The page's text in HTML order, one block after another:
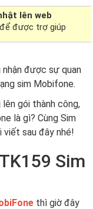
lên web
được trợ giúp
nhận được sự quan
sim Mobifone.
lên gói thành công,
là gì? Cùng Sim
viết sau đây nhé!
Sim
thì giờ đây